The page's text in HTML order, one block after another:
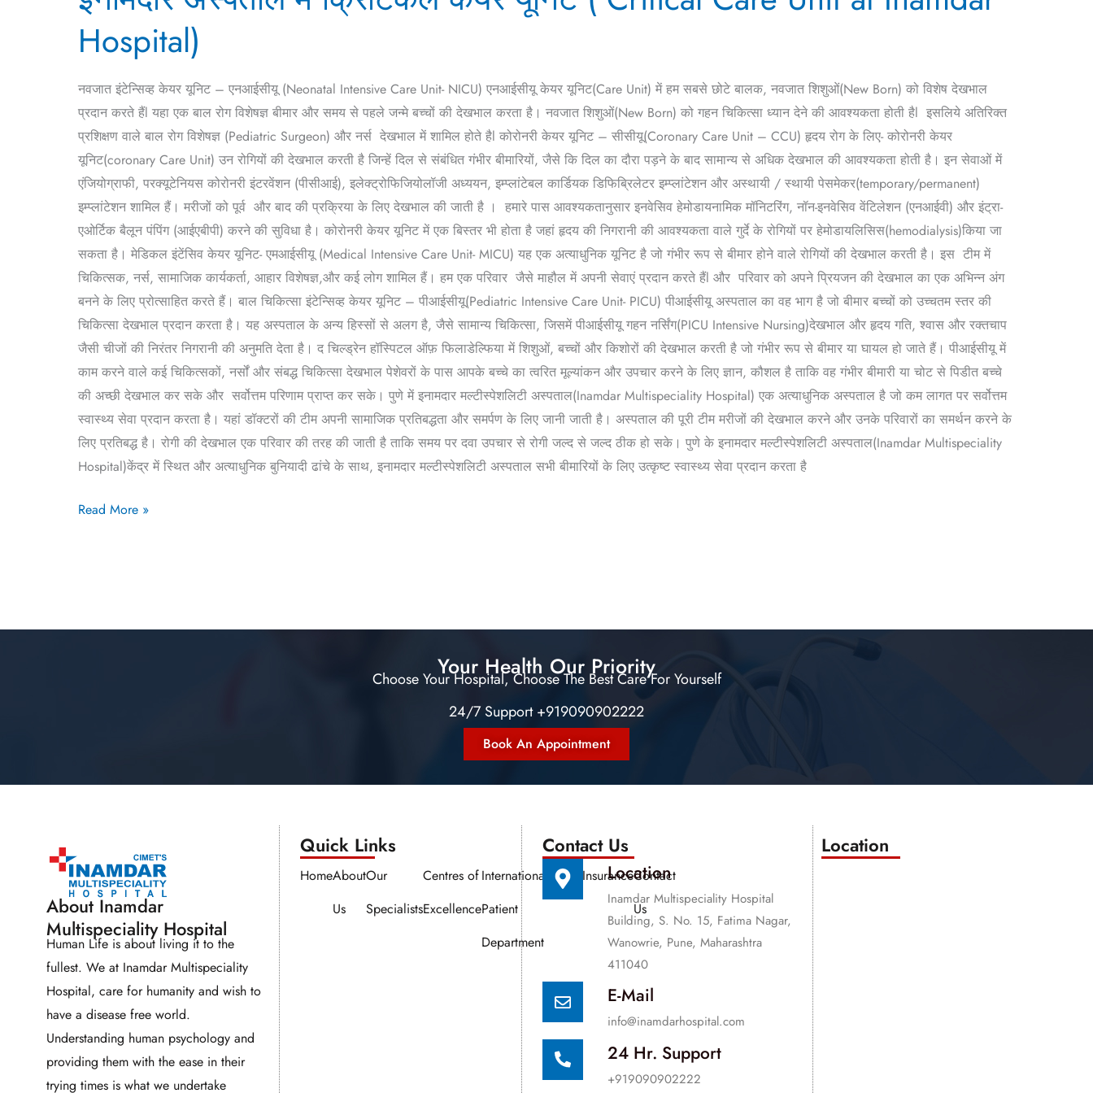
Hospital)
नवजात इंटेन्सिव्ह केयर यूनिट – एनआईसीयू (Neonatal Intensive Care Unit- NICU) एनआईसीयू केयर यूनिट(Care Unit) में हम सबसे छोटे बालक, नवजात शिशुओं(New Born) को विशेष देखभाल
प्रदान करते हैंl यहा एक बाल रोग विशेषज्ञ बीमार और समय से पहले जन्मे बच्चों की देखभाल करता है। नवजात शिशुओं(New Born) को गहन चिकित्सा ध्यान देने की आवश्यकता होती हैl इसलिये अतिरिक्त
प्रशिक्षण वाले बाल रोग विशेषज्ञ (Pediatric Surgeon) और नर्स देखभाल में शामिल होते हैl कोरोनरी केयर यूनिट – सीसीयू(Coronary Care Unit – CCU) हृदय रोग के लिए- कोरोनरी केयर
यूनिट(coronary Care Unit) उन रोगियों की देखभाल करती है जिन्हें दिल से संबंधित गंभीर बीमारियों, जैसे कि दिल का दौरा पड़ने के बाद सामान्य से अधिक देखभाल की आवश्यकता होती है। इन सेवाओं में
एंजियोग्राफी, परक्यूटेनियस कोरोनरी इंटरवेंशन (पीसीआई), इलेक्ट्रोफिजियोलॉजी अध्ययन, इम्प्लांटेबल कार्डियक डिफिब्रिलेटर इम्प्लांटेशन और अस्थायी / स्थायी पेसमेकर(temporary/permanent)
इम्प्लांटेशन शामिल हैं। मरीजों को पूर्व और बाद की प्रक्रिया के लिए देखभाल की जाती है । हमारे पास आवश्यकतानुसार इनवेसिव हेमोडायनामिक मॉनिटरिंग, नॉन-इनवेसिव वेंटिलेशन (एनआईवी) और इंट्रा-
एओर्टिक बैलून पंपिंग (आईएबीपी) करने की सुविधा है। कोरोनरी केयर यूनिट में एक बिस्तर भी होता है जहां हृदय की निगरानी की आवश्यकता वाले गुर्दे के रोगियों पर हेमोडायलिसिस(hemodialysis)किया जा
सकता है। मेडिकल इंटेंसिव केयर यूनिट- एमआईसीयू (Medical Intensive Care Unit- MICU) यह एक अत्याधुनिक यूनिट है जो गंभीर रूप से बीमार होने वाले रोगियों की देखभाल करती है। इस टीम में
चिकित्सक, नर्स, सामाजिक कार्यकर्ता, आहार विशेषज्ञ,और कई लोग शामिल हैं। हम एक परिवार जैसे माहौल में अपनी सेवाएं प्रदान करते हैंl और परिवार को अपने प्रियजन की देखभाल का एक अभिन्न अंग
बनने के लिए प्रोत्साहित करते हैं। बाल चिकित्सा इंटेन्सिव्ह केयर यूनिट – पीआईसीयू(Pediatric Intensive Care Unit- PICU) पीआईसीयू अस्पताल का वह भाग है जो बीमार बच्चों को उच्चतम स्तर की
चिकित्सा देखभाल प्रदान करता है। यह अस्पताल के अन्य हिस्सों से अलग है, जैसे सामान्य चिकित्सा, जिसमें पीआईसीयू गहन नर्सिंग(PICU Intensive Nursing)देखभाल और हृदय गति, श्वास और रक्तचाप
जैसी चीजों की निरंतर निगरानी की अनुमति देता है। द चिल्ड्रेन हॉस्पिटल ऑफ़ फिलाडेल्फिया में शिशुओं, बच्चों और किशोरों की देखभाल करती है जो गंभीर रूप से बीमार या घायल हो जाते हैं। पीआईसीयू में
काम करने वाले कई चिकित्सकों, नर्सों और संबद्ध चिकित्सा देखभाल पेशेवरों के पास आपके बच्चे का त्वरित मूल्यांकन और उपचार करने के लिए ज्ञान, कौशल है ताकि वह गंभीर बीमारी या चोट से पिडीत बच्चे
की अच्छी देखभाल कर सके और सर्वोत्तम परिणाम प्राप्त कर सके। पुणे में इनामदार मल्टीस्पेशलिटी अस्पताल(Inamdar Multispeciality Hospital) एक अत्याधुनिक अस्पताल है जो कम लागत पर सर्वोत्तम
स्वास्थ्य सेवा प्रदान करता है। यहां डॉक्टरों की टीम अपनी सामाजिक प्रतिबद्धता और समर्पण के लिए जानी जाती है। अस्पताल की पूरी टीम मरीजों की देखभाल करने और उनके परिवारों का समर्थन करने के
लिए प्रतिबद्ध है। रोगी की देखभाल एक परिवार की तरह की जाती है ताकि समय पर दवा उपचार से रोगी जल्द से जल्द ठीक हो सके। पुणे के इनामदार मल्टीस्पेशलिटी अस्पताल(Inamdar Multispeciality
Hospital)केंद्र में स्थित और अत्याधुनिक बुनियादी ढांचे के साथ, इनामदार मल्टीस्पेशलिटी अस्पताल सभी बीमारियों के लिए उत्कृष्ट स्वास्थ्य सेवा प्रदान करता है
में
क्रिटिकल
यूनिट
(
Critical
Care
Unit
at
Inamdar
Hospital)
Read More »
Your Health Our Priority
Choose Your Hospital, Choose The Best Care For Yourself
24/7 Support +919090902222
Book An Appointment
About Inamdar
Multispeciality Hospital
Human Life is about living it to the
fullest. We at Inamdar Multispeciality
Hospital, care for humanity and wish to
have a disease free world.
Understanding human psychology and
providing them with the ease in their
trying times is what we undertake
Quick Links​​
HomeAbout
Us
Our
Specialists
Centres of
Excellence
International
Patient
Department
Media InsuranceContact
Us
Contact Us
Location
Inamdar Multispeciality Hospital
Building, S. No. 15, Fatima Nagar,
Wanowrie, Pune, Maharashtra
411040
E-Mail
info@inamdarhospital.com
24 Hr. Support
+919090902222
Location